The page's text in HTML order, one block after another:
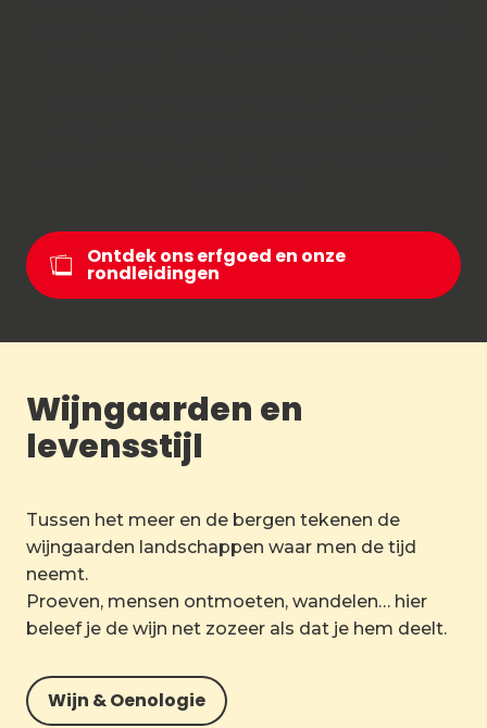
Ontdek ons erfgoed en onze
rondleidingen
Wijngaarden en
levensstijl
Tussen het meer en de bergen tekenen de
wijngaarden landschappen waar men de tijd
neemt.
Proeven, mensen ontmoeten, wandelen… hier
beleef je de wijn net zozeer als dat je hem deelt.
Wijn & Oenologie